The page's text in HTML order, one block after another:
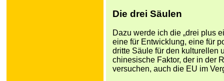
Die drei Säulen
Dazu werde ich die „drei plus
eine für Entwicklung, eine für
dritte Säule für den kulturellen
chinesische Faktor, der in der
versuchen, auch die EU im